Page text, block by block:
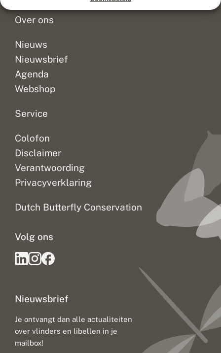
Over ons
Nieuws
Nieuwsbrief
Agenda
Webshop
Service
Colofon
Disclaimer
Verantwoording
Privacyverklaring
Dutch Butterfly Conservation
Nieuwsbrief
Je ontvangt dan alle actualiteiten
over vlinders en libellen in je
mailbox!
Volg ons